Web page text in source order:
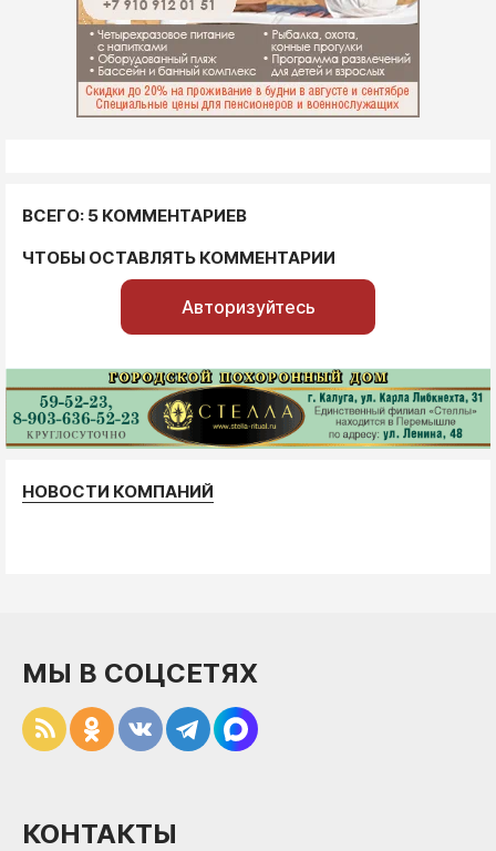
ВСЕГО: 5 КОММЕНТАРИЕВ
ЧТОБЫ ОСТАВЛЯТЬ КОММЕНТАРИИ
Авторизуйтесь
НОВОСТИ КОМПАНИЙ
МЫ В СОЦСЕТЯХ
КОНТАКТЫ